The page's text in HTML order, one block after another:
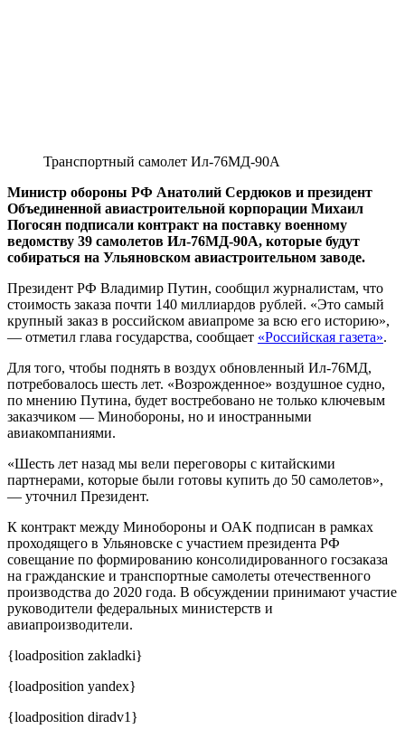
Транспортный самолет Ил-76МД-90А
Министр обороны РФ Анатолий Сердюков и президент
Объединенной авиастроительной корпорации Михаил
Погосян подписали контракт на поставку военному
ведомству 39 самолетов Ил-76МД-90А, которые будут
собираться на Ульяновском авиастроительном заводе.
Президент РФ Владимир Путин, сообщил журналистам, что
стоимость заказа почти 140 миллиардов рублей. «Это самый
крупный заказ в российском авиапроме за всю его историю»,
— отметил глава государства, сообщает «Российская газета».
Для того, чтобы поднять в воздух обновленный Ил-76МД,
потребовалось шесть лет. «Возрожденное» воздушное судно,
по мнению Путина, будет востребовано не только ключевым
заказчиком — Минобороны, но и иностранными
авиакомпаниями.
«Шесть лет назад мы вели переговоры с китайскими
партнерами, которые были готовы купить до 50 самолетов»,
— уточнил Президент.
К контракт между Минобороны и ОАК подписан в рамках
проходящего в Ульяновске с участием президента РФ
совещание по формированию консолидированного госзаказа
на гражданские и транспортные самолеты отечественного
производства до 2020 года. В обсуждении принимают участие
руководители федеральных министерств и
авиапроизводители.
{loadposition zakladki}
{loadposition yandex}
{loadposition diradv1}